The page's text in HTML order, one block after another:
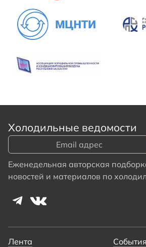
Холодильные ведомости
Еженедельная авторская
новостей и материалов по
Лента События